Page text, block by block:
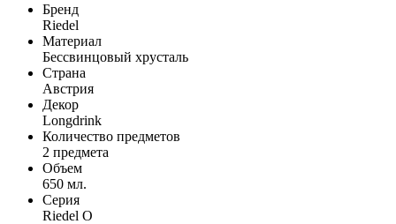
Бренд
Riedel
Материал
Бессвинцовый хрусталь
Страна
Австрия
Декор
Longdrink
Количество предметов
2 предмета
Объем
650 мл.
Серия
Riedel O